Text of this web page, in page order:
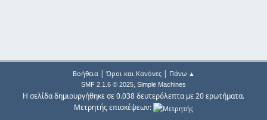
Βοήθεια| Όροι και Κανόνες| Πάνω ▲
SMF 2.1.6 © 2025, Simple Machines
Η σελίδα δημιουργήθηκε σε 0.038 δευτερόλεπτα με 20 ερωτήματα.
Μετρητής επισκέψεων: